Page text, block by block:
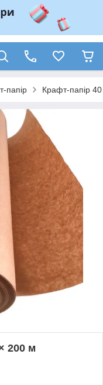
папір Крафт-папір
200 м